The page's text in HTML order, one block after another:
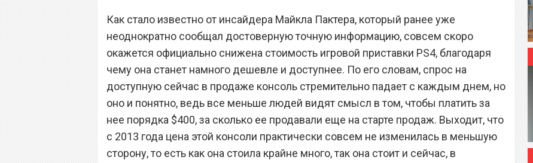
Как стало известно от инсайдера Майкла Пактера, который ранее уже
неоднократно сообщал достоверную точную информацию, совсем скоро
окажется официально снижена стоимость игровой приставки PS4, благодаря
чему она станет намного дешевле и доступнее. По его словам, спрос на
доступную сейчас в продаже консоль стремительно падает с каждым днем, но
оно и понятно, ведь все меньше людей видят смысл в том, чтобы платить за
нее порядка $400, за сколько ее продавали еще на старте продаж. Выходит, что
с 2013 года цена этой консоли практически совсем не изменилась в меньшую
сторону, то есть как она стоила крайне много, так она стоит и сейчас, в